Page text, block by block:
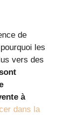
de
les
vers des
à
dans la